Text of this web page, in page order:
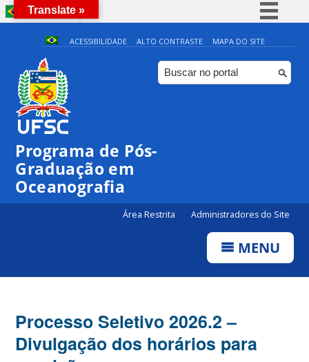
BRASIL
Simplifique!
Comunica BR
Participe
ACESSIBILIDADE ALTO CONTRASTE MAPA DO SITE
Programa de Pós-
Graduação em
Oceanografia
Área Restrita Administradores do Site
MENU
Processo Seletivo 2026.2 –
Divulgação dos horários para
Translate »